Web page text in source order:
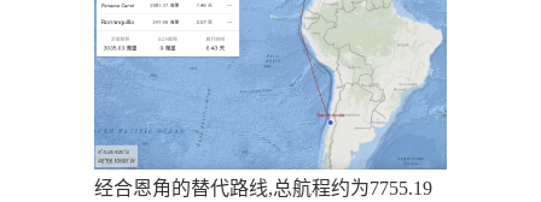
经合恩角的替代路线,总航程约为7755.19